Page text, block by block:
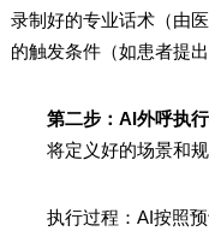
录制好的专业话术（由
的触发条件（如患者提出
第二步：AI外呼执
将定义好的场景和规
执行过程：AI按照预